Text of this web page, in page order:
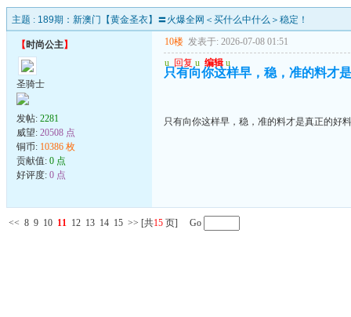
主题 : 189期：新澳门【黄金圣衣】〓火爆全网＜买什么中什么＞稳定！
【时尚公主】
圣骑士
发帖: 2281
威望: 20508 点
铜币: 10386 枚
贡献值: 0 点
好评度: 0 点
10楼 发表于: 2026-07-08 01:51
u 回复 u 编辑 u
只有向你这样早，稳，准的料才
只有向你这样早，稳，准的料才是真正的好料
<< 8 9 10 11 12 13 14 15 >> [共15 页] Go